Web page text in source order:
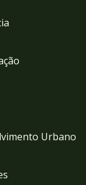
Urbano